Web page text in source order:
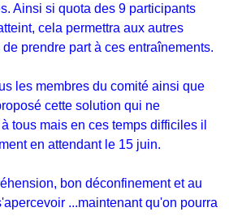
Ainsi si quota des 9 participants
cela permettra aux autres
prendre part à ces entraînements.
les membres du comité ainsi que
cette solution qui ne
tous mais en ces temps difficiles il
en attendant le 15 juin.
bon déconfinement et au
...maintenant qu'on pourra